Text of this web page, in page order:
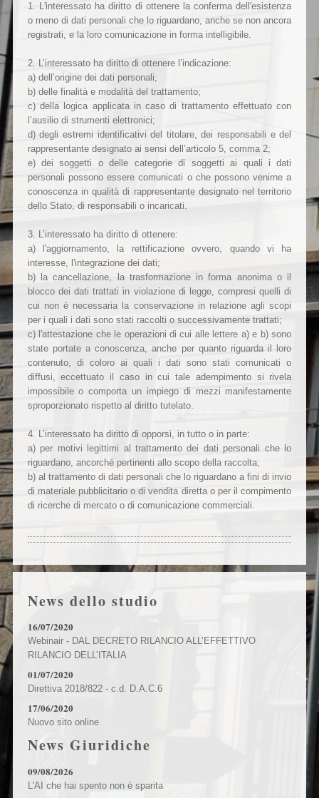
1. L'interessato ha diritto di ottenere la conferma dell'esistenza
o meno di dati personali che lo riguardano, anche se non ancora
registrati, e la loro comunicazione in forma intelligibile.
2. L’interessato ha diritto di ottenere l’indicazione:
a) dell’origine dei dati personali;
b) delle finalità e modalità del trattamento;
c) della logica applicata in caso di trattamento effettuato con
l’ausilio di strumenti elettronici;
d) degli estremi identificativi del titolare, dei responsabili e del
rappresentante designato ai sensi dell’articolo 5, comma 2;
e) dei soggetti o delle categorie di soggetti ai quali i dati
personali possono essere comunicati o che possono venirne a
conoscenza in qualità di rappresentante designato nel territorio
dello Stato, di responsabili o incaricati.
3. L’interessato ha diritto di ottenere:
a) l'aggiornamento, la rettificazione ovvero, quando vi ha
interesse, l'integrazione dei dati;
b) la cancellazione, la trasformazione in forma anonima o il
blocco dei dati trattati in violazione di legge, compresi quelli di
cui non è necessaria la conservazione in relazione agli scopi
per i quali i dati sono stati raccolti o successivamente trattati;
c) l'attestazione che le operazioni di cui alle lettere a) e b) sono
state portate a conoscenza, anche per quanto riguarda il loro
contenuto, di coloro ai quali i dati sono stati comunicati o
diffusi, eccettuato il caso in cui tale adempimento si rivela
impossibile o comporta un impiego di mezzi manifestamente
sproporzionato rispetto al diritto tutelato.
4. L’interessato ha diritto di opporsi, in tutto o in parte:
a) per motivi legittimi al trattamento dei dati personali che lo
riguardano, ancorché pertinenti allo scopo della raccolta;
b) al trattamento di dati personali che lo riguardano a fini di invio
di materiale pubblicitario o di vendita diretta o per il compimento
di ricerche di mercato o di comunicazione commerciali.
News dello studio
16/07/2020
Webinair - DAL DECRETO RILANCIO ALL’EFFETTIVO
RILANCIO DELL’ITALIA
01/07/2020
Direttiva 2018/822 - c.d. D.A.C.6
17/06/2020
Nuovo sito online
News Giuridiche
09/08/2026
L'AI che hai spento non è sparita